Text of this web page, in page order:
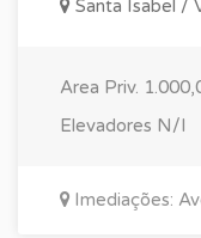
Santa Isabel /
Area Priv.
Elevadores N/I
Imediações: